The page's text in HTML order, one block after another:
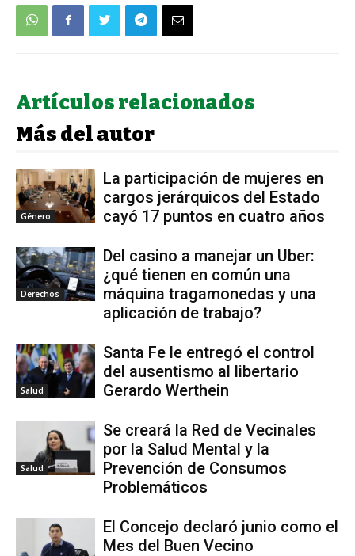
Artículos relacionados
Más del autor
Género
La participación de mujeres en
cargos jerárquicos del Estado
cayó 17 puntos en cuatro años
Derechos
Del casino a manejar un Uber:
¿qué tienen en común una
máquina tragamonedas y una
aplicación de trabajo?
Salud
Santa Fe le entregó el control
del ausentismo al libertario
Gerardo Werthein
Salud
Se creará la Red de Vecinales
por la Salud Mental y la
Prevención de Consumos
Problemáticos
El Concejo declaró junio como el
Mes del Buen Vecino